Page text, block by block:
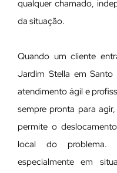
qualquer chamado,
da situação.
Quando um cliente
Jardim Stella em
atendimento ágil e
sempre pronta para
permite o
local do problema.
especialmente em